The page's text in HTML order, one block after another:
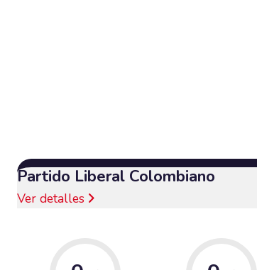
Partido Liberal Colombiano
Ver detalles